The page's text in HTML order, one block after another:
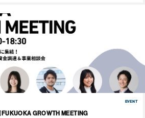
EVENT
FUKUOKA GROWTH MEETING